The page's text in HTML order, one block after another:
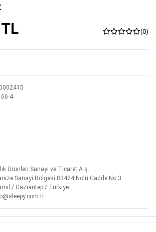
(0)
4
Ürünleri Sanayi ve Ticaret A.ş.
Sanayi Bölgesi 83424 Nolu Cadde No:3
/ Gaziantep / Türkiye